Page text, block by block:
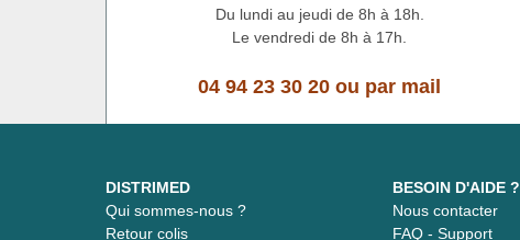
Du lundi au jeudi de 8h à 18h.
Le vendredi de 8h à 17h.
04 94 23 30 20 ou par mail
DISTRIMED
Qui sommes-nous ?
Retour colis
BESOIN D'AIDE ?
Nous contacter
FAQ - Support